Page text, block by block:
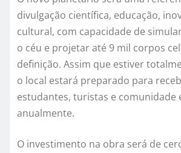
divulgação científica, educação,
cultural, com capacidade de
o céu e projetar até 9 mil corpos
definição. Assim que estiver
o local estará preparado para
estudantes, turistas e comunidade
anualmente.
O investimento na obra será de